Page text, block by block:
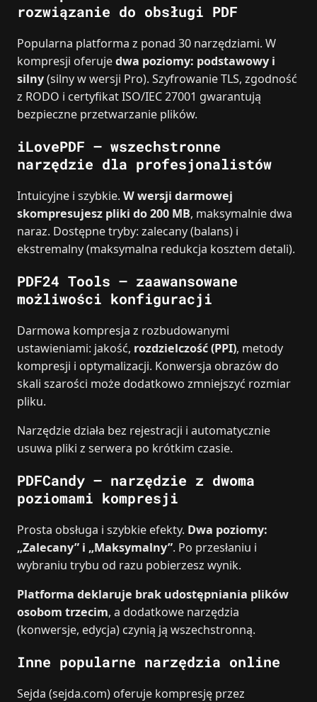
rozwiązanie do obsługi PDF
Popularna platforma z ponad 30 narzędziami. W
kompresji oferujedwa poziomy: podstawowy i
silny(silny w wersji Pro). Szyfrowanie TLS, zgodność
z RODO i certyfikat ISO/IEC 27001 gwarantują
bezpieczne przetwarzanie plików.
iLovePDF – wszechstronne
narzędzie dla profesjonalistów
Intuicyjne i szybkie. W wersji darmowej
skompresujesz pliki do 200 MB, maksymalnie dwa
naraz. Dostępne tryby: zalecany (balans) i
ekstremalny (maksymalna redukcja kosztem detali).
PDF24 Tools – zaawansowane
możliwości konfiguracji
Darmowa kompresja z rozbudowanymi
ustawieniami: jakość, rozdzielczość (PPI), metody
kompresji i optymalizacji. Konwersja obrazów do
skali szarości może dodatkowo zmniejszyć rozmiar
pliku.
Narzędzie działa bez rejestracji i automatycznie
usuwa pliki z serwera po krótkim czasie.
PDFCandy – narzędzie z dwoma
poziomami kompresji
Prosta obsługa i szybkie efekty. Dwa poziomy:
„Zalecany” i „Maksymalny”. Po przesłaniu i
wybraniu trybu od razu pobierzesz wynik.
Platforma deklaruje brak udostępniania plików
osobom trzecim, a dodatkowe narzędzia
(konwersje, edycja) czynią ją wszechstronną.
Inne popularne narzędzia online
Sejda (sejda.com) oferuje kompresję przez